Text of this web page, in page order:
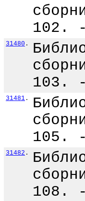
102.
31480 .
103.
31481 .
105.
31482 .
108.